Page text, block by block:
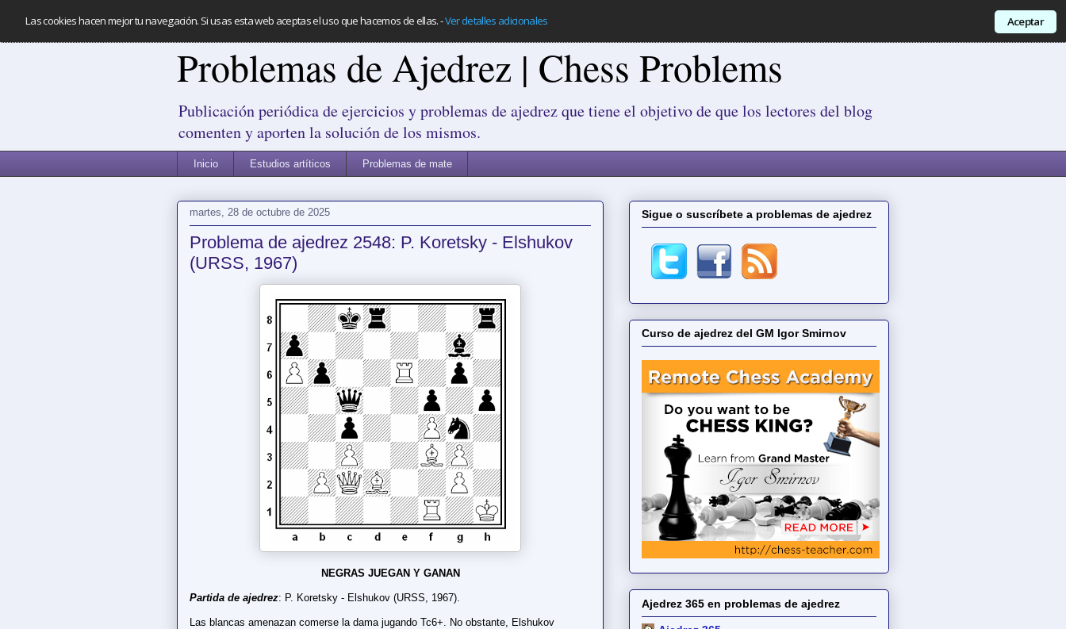
Las cookies hacen mejor tu navegación. Si usas esta web aceptas el uso que hacemos de ellas.-Ver detalles adicionales Aceptar
Problemas de Ajedrez | Chess Problems
Publicación periódica de ejercicios y problemas de ajedrez que tiene el objetivo de que los lectores del blog
comenten y aporten la solución de los mismos.
Inicio Estudios artíticos Problemas de mate
martes, 28 de octubre de 2025
Problema de ajedrez 2548: P. Koretsky - Elshukov
(URSS, 1967)
NEGRAS JUEGAN Y GANAN
Partida de ajedrez: P. Koretsky - Elshukov (URSS, 1967).
Las blancas amenazan comerse la dama jugando Tc6+. No obstante, Elshukov
Sigue o suscríbete a problemas de ajedrez
Curso de ajedrez del GM Igor Smirnov
Ajedrez 365 en problemas de ajedrez